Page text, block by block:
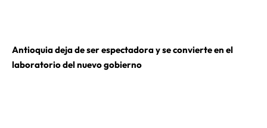
Antioquia deja de ser espectadora y se convierte en el
laboratorio del nuevo gobierno